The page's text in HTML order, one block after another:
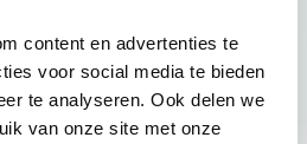
content en advertenties te
voor social media te bieden
te analyseren. Ook delen we
van onze site met onze